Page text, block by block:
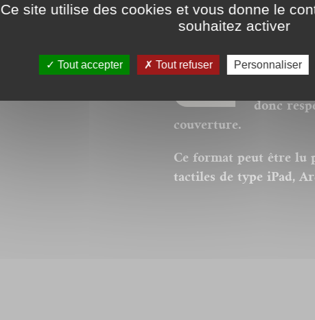
Nos
nos
corps
donc
couverture.
Ce format peut être lu
tactiles de type iPad,
Ce site utilise des cookies et vous donne le
souhaitez activer
Tout accepter Tout refuser Personnaliser